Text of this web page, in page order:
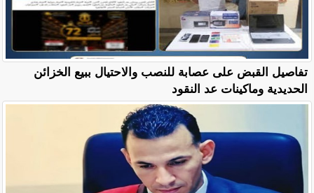
تفاصيل القبض على عصابة للنصب والاحتيال ببيع الخزائن
الحديدية وماكينات عد النقود